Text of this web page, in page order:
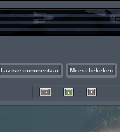
Laatste commentaar Meest bekeken